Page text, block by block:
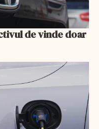
de vinde doar